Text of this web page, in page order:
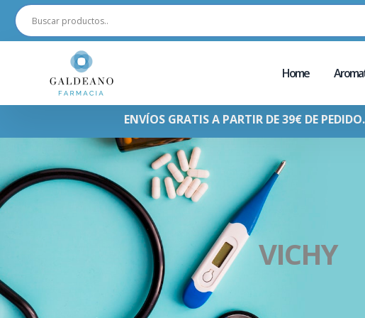
Home
ENVÍOS GRATIS A PARTIR DE 39€ DE
VICHY